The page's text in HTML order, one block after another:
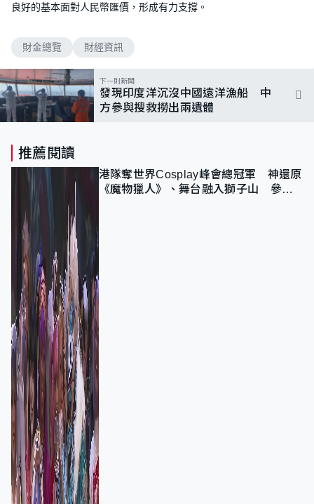
良好的基本面對人民幣匯價，形成有力支撐。
財金總覽 財經資訊
下一則新聞
發現印度洋沉沒中國遠洋漁船 中
方參與搜救撈出兩遺體
推薦閱讀
港隊奪世界Cosplay峰會總冠軍 神還原
《魔物獵人》、舞台融入獅子山 參賽